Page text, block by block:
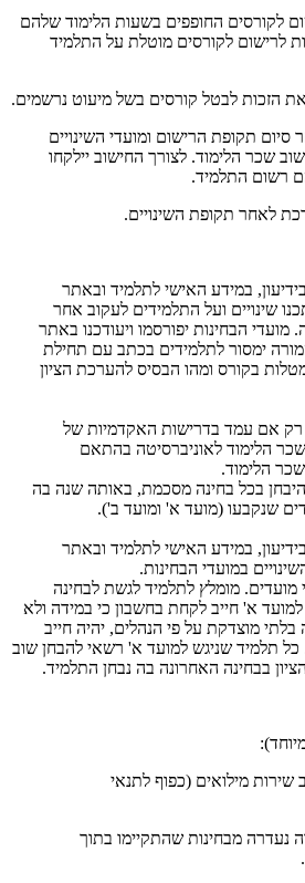
לקורסים החופפים בשעות הלימוד שלהם
לרישום לקורסים מוטלת על התלמיד
הזכות לבטל קורסים בשל מיעוט נרשמים.
תקופת הרישום ומועדי השינויים
שכר הלימוד. לצורך החישוב יילקחו
רשום התלמיד.
לאחר תקופת השינויים.
במידע האישי לתלמיד ובאתר
שינויים ועל התלמידים לעקוב אחר
הבחינות יפורסמו ויעודכנו באתר
ימסור לתלמידים בכתב עם תחילת
בקורס ומהו הבסיס להערכת הציון
רק אם עמד בדרישות האקדמיות של
הלימוד לאוניברסיטה בהתאם
הלימוד.
בכל בחינה מסכמת, באותה שנה בה
שנקבעו (מועד א' ומועד ב').
במידע האישי לתלמיד ובאתר
במועדי הבחינות.
מועדים. מומלץ לתלמיד לגשת לבחינה
א' חייב לקחת בחשבון כי במידה ולא
בלתי מוצדקת על פי הנהלים, יהיה חייב
תלמיד שניגש למועד א' רשאי להבחן שוב
בבחינה האחרונה בה נבחן התלמיד.
מילואים (כפוף לתנאי
נעדרה מבחינות שהתקיימו בתוך